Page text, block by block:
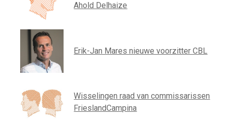
Ahold Delhaize
Erik-Jan Mares nieuwe voorzitter CBL
Wisselingen raad van commissarissen
FrieslandCampina